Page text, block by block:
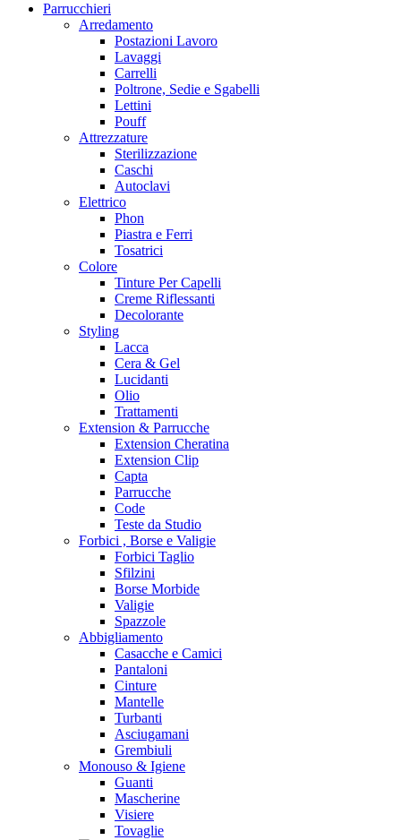
Parrucchieri
Arredamento
Postazioni Lavoro
Lavaggi
Carrelli
Poltrone, Sedie e Sgabelli
Lettini
Pouff
Attrezzature
Sterilizzazione
Caschi
Autoclavi
Elettrico
Phon
Piastra e Ferri
Tosatrici
Colore
Tinture Per Capelli
Creme Riflessanti
Decolorante
Styling
Lacca
Cera & Gel
Lucidanti
Olio
Trattamenti
Extension & Parrucche
Extension Cheratina
Extension Clip
Capta
Parrucche
Code
Teste da Studio
Forbici , Borse e Valigie
Forbici Taglio
Sfilzini
Borse Morbide
Valigie
Spazzole
Abbigliamento
Casacche e Camici
Pantaloni
Cinture
Mantelle
Turbanti
Asciugamani
Grembiuli
Monouso & Igiene
Guanti
Mascherine
Visiere
Tovaglie